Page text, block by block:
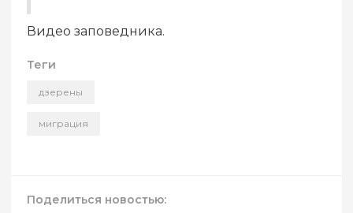
Видео заповедника.
Теги
дзерены
миграция
Поделиться новостью: